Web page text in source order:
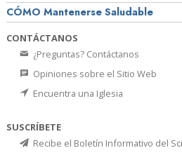
CÓMO Mantenerse Saludable
CONTÁCTANOS
¿Preguntas? Contáctanos
Opiniones sobre el Sitio Web
Encuentra una Iglesia
SUSCRÍBETE
Recibe el Boletín Informativo del